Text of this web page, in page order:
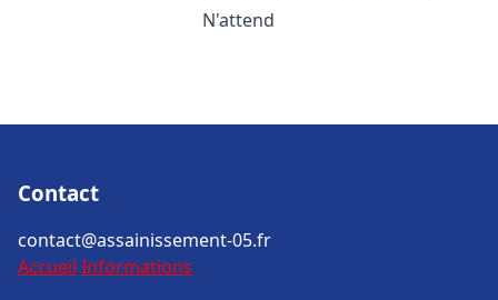
N'attend
Contact
contact@assainissement-05.fr
Accueil Informations